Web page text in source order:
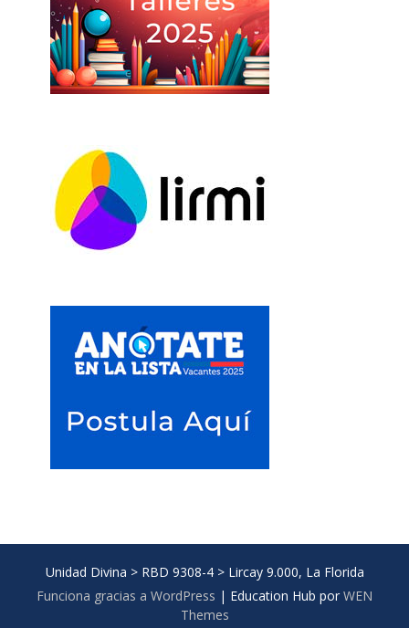
Unidad Divina > RBD 9308-4 > Lircay 9.000, La Florida
Funciona gracias a WordPress | Education Hub por WEN
Themes